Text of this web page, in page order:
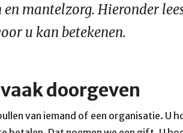
mantelzorg. Hieronder
u kan betekenen.
doorgeven
van iemand of een organisatie. U